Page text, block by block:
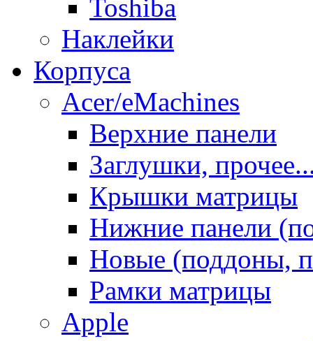
Toshiba
Наклейки
Корпуса
Acer/eMachines
Верхние панели
Заглушки,
Крышки матрицы
Нижние панели
Новые (поддоны,
Рамки матрицы
Apple